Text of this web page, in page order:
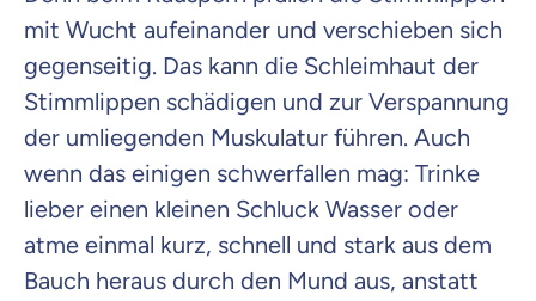
mit Wucht aufeinander und verschieben sich
gegenseitig. Das kann die Schleimhaut der
Stimmlippen schädigen und zur Verspannung
der umliegenden Muskulatur führen. Auch
wenn das einigen schwerfallen mag: Trinke
lieber einen kleinen Schluck Wasser oder
atme einmal kurz, schnell und stark aus dem
Bauch heraus durch den Mund aus, anstatt